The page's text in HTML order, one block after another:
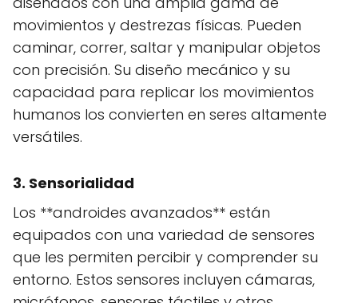
movimientos y destrezas físicas. Pueden
caminar, correr, saltar y manipular objetos
con precisión. Su diseño mecánico y su
capacidad para replicar los movimientos
humanos los convierten en seres altamente
versátiles.
3. Sensorialidad
Los **androides avanzados** están
equipados con una variedad de sensores
que les permiten percibir y comprender su
entorno. Estos sensores incluyen cámaras,